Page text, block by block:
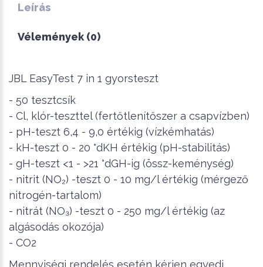
Leírás
Vélemények (0)
JBL EasyTest 7 in 1 gyorsteszt
- 50 tesztcsík
- Cl, klór-teszttel (fertőtlenítőszer a csapvízben)
- pH-teszt 6,4 - 9,0 értékig (vízkémhatás)
- kH-teszt 0 - 20 °dKH értékig (pH-stabilitás)
- gH-teszt <1 - >21 °dGH-ig (össz-keménység)
- nitrit (NO₂) -teszt 0 - 10 mg/l értékig (mérgező
nitrogén-tartalom)
- nitrát (NO₃) -teszt 0 - 250 mg/l értékig (az
algásodás okozója)
- CO2
Mennyiségi rendelés esetén kérjen egyedi